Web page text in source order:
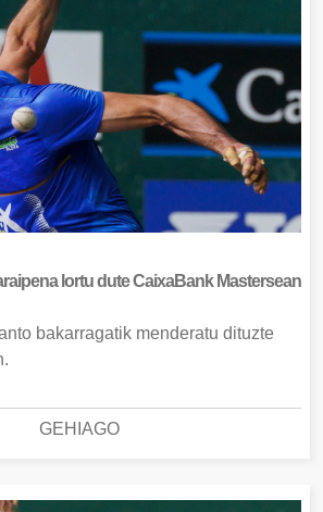
lortu dute CaixaBank Mastersean
bakarragatik menderatu dituzte
GEHIAGO